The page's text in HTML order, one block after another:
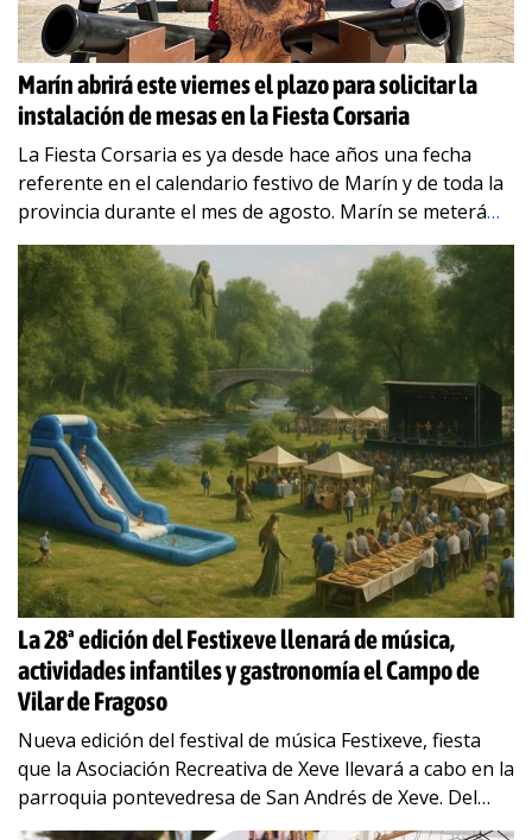
Marín abrirá este viernes el plazo para solicitar la
instalación de mesas en la Fiesta Corsaria
La Fiesta Corsaria es ya desde hace años una fecha
referente en el calendario festivo de Marín y de toda la
provincia durante el mes de agosto. Marín se meterá…
La 28ª edición del Festixeve llenará de música,
actividades infantiles y gastronomía el Campo de
Vilar de Fragoso
Nueva edición del festival de música Festixeve, fiesta
que la Asociación Recreativa de Xeve llevará a cabo en la
parroquia pontevedresa de San Andrés de Xeve. Del
viernes 31 de…